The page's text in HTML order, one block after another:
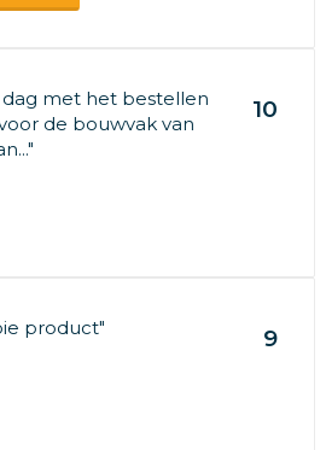
met het bestellen
de bouwvak van
10
product" 9